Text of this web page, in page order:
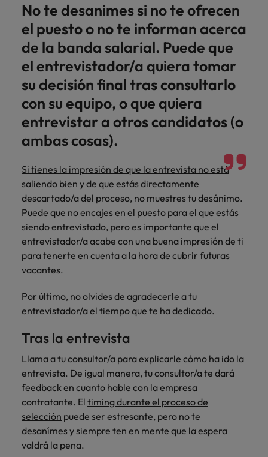
No te desanimes si no te ofrecen
el puesto o no te informan acerca
de la banda salarial. Puede que
el entrevistador/a quiera tomar
su decisión final tras consultarlo
con su equipo, o que quiera
entrevistar a otros candidatos (o
ambas cosas).
Si tienes la impresión de que la entrevista no está
saliendo bien y de que estás directamente
descartado/a del proceso, no muestres tu desánimo.
Puede que no encajes en el puesto para el que estás
siendo entrevistado, pero es importante que el
entrevistador/a acabe con una buena impresión de ti
para tenerte en cuenta a la hora de cubrir futuras
vacantes.
Por último, no olvides de agradecerle a tu
entrevistador/a el tiempo que te ha dedicado.
Tras la entrevista
Llama a tu consultor/a para explicarle cómo ha ido la
entrevista. De igual manera, tu consultor/a te dará
feedback en cuanto hable con la empresa
contratante. El timing durante el proceso de
selección puede ser estresante, pero no te
desanímes y siempre ten en mente que la espera
valdrá la pena.